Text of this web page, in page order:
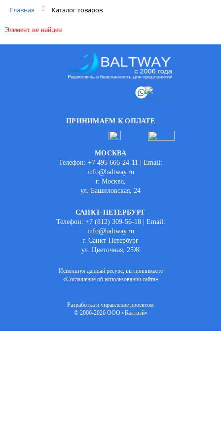
Главная Каталог товаров
Элемент не найден
ПРИНИМАЕМ К ОПЛАТЕ
МОСКВА
Телефон: +7 495 666-24-11 | Email:
info@baltway.ru
г. Москва,
ул. Башиловская, 24
САНКТ-ПЕТЕРБУРГ
Телефон: +7 (812) 309-56-18 | Email:
info@baltway.ru
г. Санкт-Петербург
ул. Цветочная, 25Ж
Разработка и управление проектом
© 2006-2026 ООО «Балтвэй»
Используя данный ресурс, вы принимаете
«Соглашение об использовании сайта»